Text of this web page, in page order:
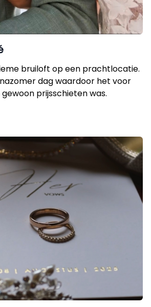
bruiloft op een prachtlocatie.
dag waardoor het voor
prijsschieten was.